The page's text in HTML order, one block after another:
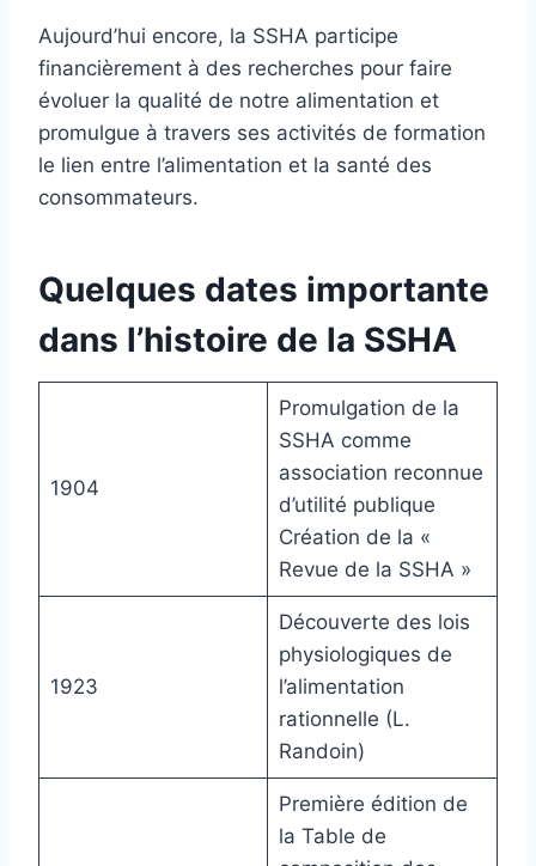
Aujourd’hui encore, la SSHA participe
financièrement à des recherches pour faire
évoluer la qualité de notre alimentation et
promulgue à travers ses activités de formation
le lien entre l’alimentation et la santé des
consommateurs.
Quelques dates importante
dans l’histoire de la SSHA
1904
Promulgation de la
SSHA comme
association reconnue
d’utilité publique
Création de la «
Revue de la SSHA »
1923
Découverte des lois
physiologiques de
l’alimentation
rationnelle (L.
Randoin)
Première édition de
la Table de